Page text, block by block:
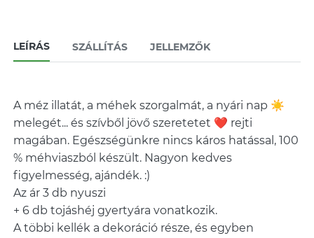
LEÍRÁS SZÁLLÍTÁS JELLEMZŐK
A méz illatát, a méhek szorgalmát, a nyári nap ☀️
melegét... és szívből jövő szeretetet ❤️ rejti
magában. Egészségünkre nincs káros hatással, 100
% méhviaszból készült. Nagyon kedves
figyelmesség, ajándék. :)
Az ár 3 db nyuszi
+ 6 db tojáshéj gyertyára vonatkozik.
A többi kellék a dekoráció része, és egyben